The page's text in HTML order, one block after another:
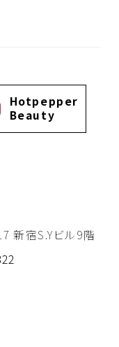
Hotpepper
Beauty
新宿S.Yビル9階